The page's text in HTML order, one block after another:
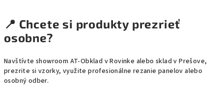
📍 Chcete si produkty prezrieť
osobne?
Navštívte showroom AT-Obklad v Rovinke alebo sklad v Prešove,
prezrite si vzorky, využite profesionálne rezanie panelov alebo
osobný odber.